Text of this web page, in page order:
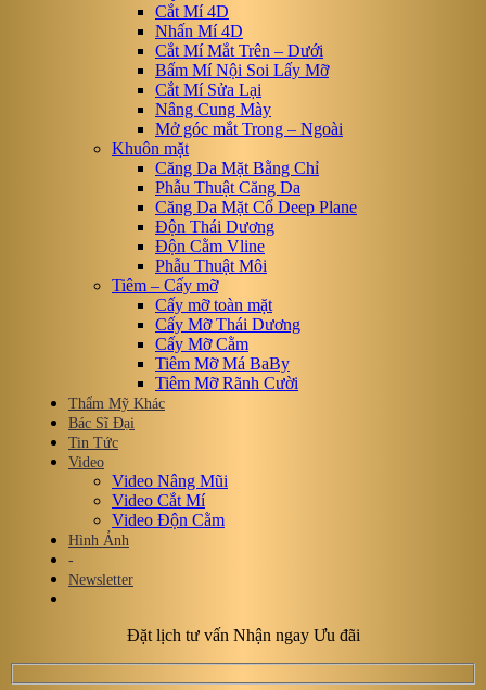
Cắt Mí 4D
Nhấn Mí 4D
Cắt Mí Mắt Trên – Dưới
Bấm Mí Nội Soi Lấy Mỡ
Cắt Mí Sửa Lại
Nâng Cung Mày
Mở góc mắt Trong – Ngoài
Khuôn mặt
Căng Da Mặt Bằng Chỉ
Phẫu Thuật Căng Da
Căng Da Mặt Cổ Deep Plane
Độn Thái Dương
Độn Cằm Vline
Phẫu Thuật Môi
Tiêm – Cấy mỡ
Cấy mỡ toàn mặt
Cấy Mỡ Thái Dương
Cấy Mỡ Cằm
Tiêm Mỡ Má BaBy
Tiêm Mỡ Rãnh Cười
Thẩm Mỹ Khác
Bác Sĩ Đại
Tin Tức
Video
Video Nâng Mũi
Video Cắt Mí
Video Độn Cằm
Hình Ảnh
-
Newsletter
Đặt lịch tư vấn Nhận ngay Ưu đãi